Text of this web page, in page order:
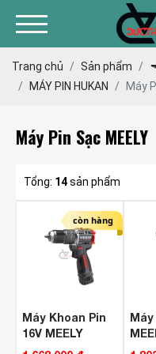
Trang chủ Sản phẩm
MÁY PIN HUKAN
Máy
Máy Pin Sạc MEELY
Tổng: 14sản phẩm
còn hàng
Máy Khoan Pin
16V MEELY
MT838C